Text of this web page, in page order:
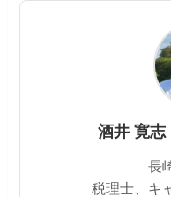
酒井 寛志
長
税理士、キ